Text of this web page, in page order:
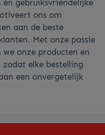
gebruiksvriendelijke
ons om
aan de beste
Met onze passie
onze producten en
elke bestelling
een onvergetelijk